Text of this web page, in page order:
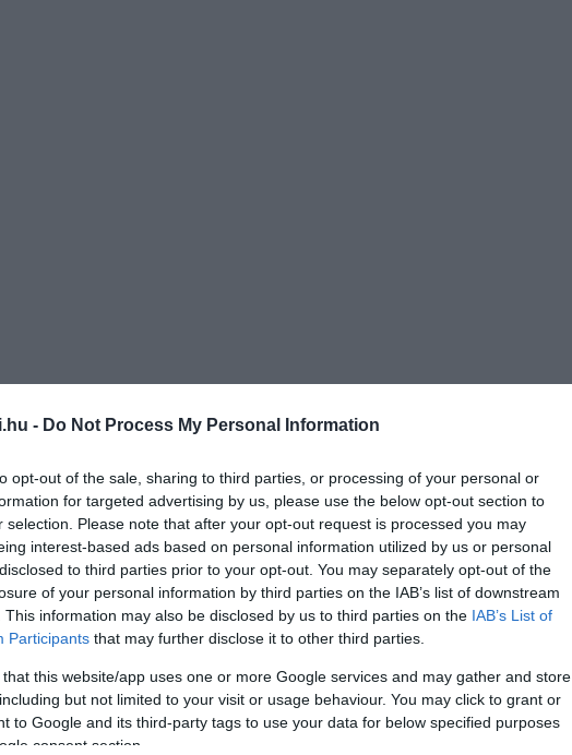
- Do Not Process My Personal Information
opt-out of the sale, sharing to third parties, or processing of your personal or
for targeted advertising by us, please use the below opt-out section to
selection. Please note that after your opt-out request is processed you may
interest-based ads based on personal information utilized by us or personal
to third parties prior to your opt-out. You may separately opt-out of the
of your personal information by third parties on the IAB’s list of downstream
This information may also be disclosed by us to third parties on the IAB’s List of
Participants that may further disclose it to other third parties.
that this website/app uses one or more Google services and may gather and store
but not limited to your visit or usage behaviour. You may click to grant or
to Google and its third-party tags to use your data for below specified purposes
consent section.